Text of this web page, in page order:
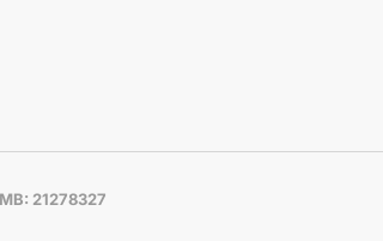
21278327